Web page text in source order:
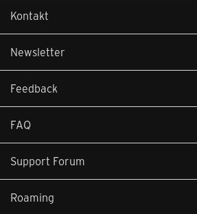
Kontakt
Newsletter
Feedback
FAQ
Support Forum
Roaming